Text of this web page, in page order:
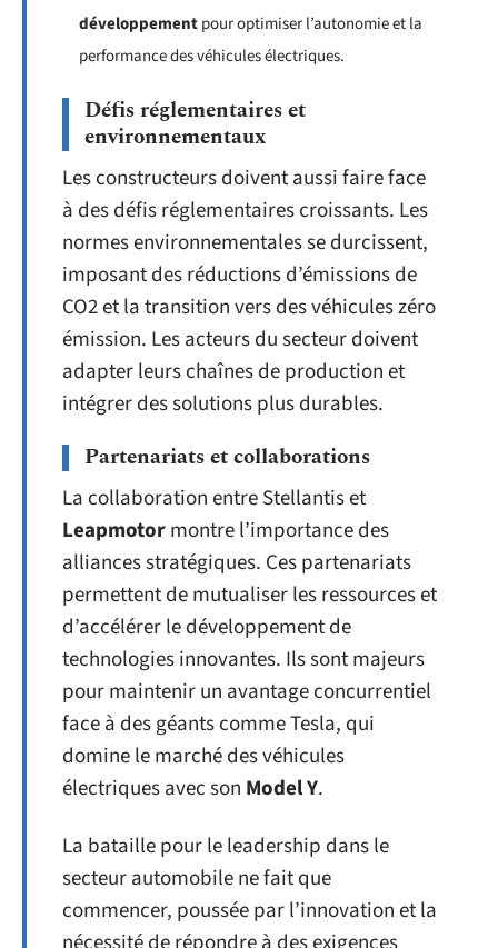
développementpour optimiser l’autonomie et la
performance des véhicules électriques.
Défis réglementaires et
environnementaux
Les constructeurs doivent aussi faire face
à des défis réglementaires croissants. Les
normes environnementales se durcissent,
imposant des réductions d’émissions de
CO2 et la transition vers des véhicules zéro
émission. Les acteurs du secteur doivent
adapter leurs chaînes de production et
intégrer des solutions plus durables.
Partenariats et collaborations
La collaboration entre Stellantis et
Leapmotormontre l’importance des
alliances stratégiques. Ces partenariats
permettent de mutualiser les ressources et
d’accélérer le développement de
technologies innovantes. Ils sont majeurs
pour maintenir un avantage concurrentiel
face à des géants comme Tesla, qui
domine le marché des véhicules
électriques avec son Model Y.
La bataille pour le leadership dans le
secteur automobile ne fait que
commencer, poussée par l’innovation et la